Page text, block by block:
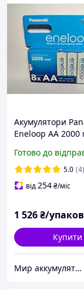
Акумулятори
Eneloop АА 2000
у блістері
Готово до
5.0 (4)
від254₴/міс
1 526₴/
Купити
Мир аккумуляторов